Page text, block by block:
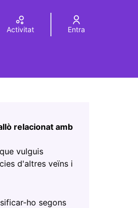
Activitat Entra
relacionat amb
que vulguis
d'altres veïns i
ho segons